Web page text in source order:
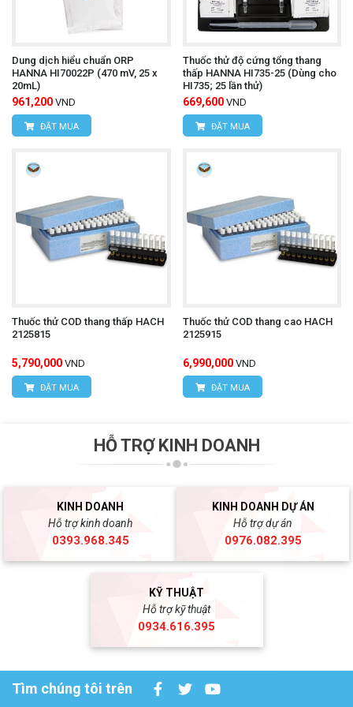
Dung dịch hiểu chuẩn ORP
HANNA HI70022P (470 mV, 25 x
20mL)
961,200 VND
ĐẶT MUA
Thuốc thử độ cứng tổng thang
thấp HANNA HI735-25 (Dùng cho
HI735; 25 lần thử)
669,600 VND
ĐẶT MUA
Thuốc thử COD thang thấp HACH
2125815
5,790,000 VND
ĐẶT MUA
Thuốc thử COD thang cao HACH
2125915
6,990,000 VND
ĐẶT MUA
HỖ TRỢ KINH DOANH
KINH DOANH
Hỗ trợ kinh doanh
0393.968.345
KINH DOANH DỰ ÁN
Hỗ trợ dự án
0976.082.395
KỸ THUẬT
Hỗ trợ kỹ thuật
0934.616.395
Tìm chúng tôi trên